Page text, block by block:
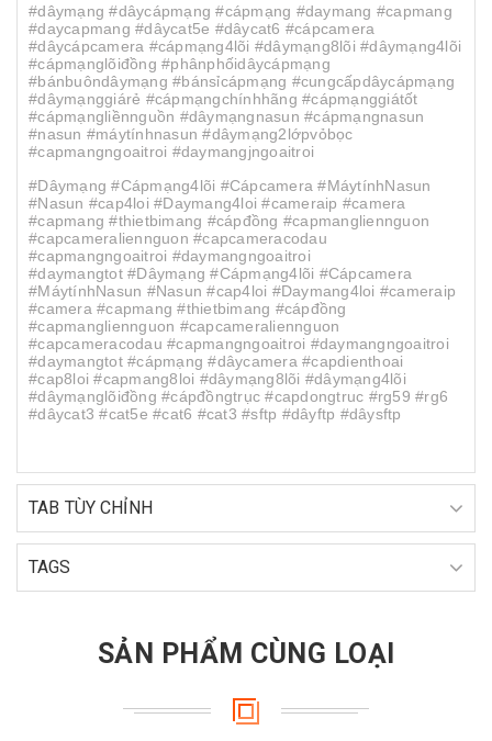
#dâymạng #dâycápmạng #cápmạng #daymang #capmang
#daycapmang #dâycat5e #dâycat6 #cápcamera
#dâycápcamera #cápmạng4lõi #dâymạng8lõi #dâymạng4lõi
#cápmạnglõiđồng #phânphốidâycápmạng
#bánbuôndâymạng #bánsỉcápmạng #cungcấpdâycápmạng
#dâymạnggiárẻ #cápmạngchínhhãng #cápmạnggiátốt
#cápmạngliềnnguồn #dâymạngnasun #cápmạngnasun
#nasun #máytínhnasun #dâymạng2lớpvỏbọc
#capmangngoaitroi #daymangjngoaitroi
#Dâymạng #Cápmạng4lõi #Cápcamera #MáytínhNasun
#Nasun #cap4loi #Daymang4loi #cameraip #camera
#capmang #thietbimang #cápđồng #capmangliennguon
#capcameraliennguon #capcameracodau
#capmangngoaitroi #daymangngoaitroi
#daymangtot #Dâymạng #Cápmạng4lõi #Cápcamera
#MáytínhNasun #Nasun #cap4loi #Daymang4loi #cameraip
#camera #capmang #thietbimang #cápđồng
#capmangliennguon #capcameraliennguon
#capcameracodau #capmangngoaitroi #daymangngoaitroi
#daymangtot #cápmạng #dâycamera #capdienthoai
#cap8loi #capmang8loi #dâymạng8lõi #dâymạng4lõi
#dâymạnglõiđồng #cápđồngtrục #capdongtruc #rg59 #rg6
#dâycat3 #cat5e #cat6 #cat3 #sftp #dâyftp #dâysftp
TAB TÙY CHỈNH
TAGS
SẢN PHẨM CÙNG LOẠI